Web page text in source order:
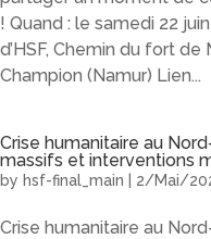
! Quand : le samedi 22
d’HSF, Chemin du fort
Champion (Namur) Lien...
Crise humanitaire au
massifs et interventions
by hsf-final_main 2/Mai/
Crise humanitaire au